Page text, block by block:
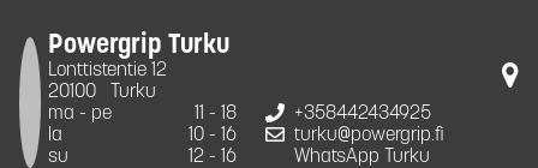
Powergrip Turku
Lonttistentie 12
20100
Turku
ma - pe
11 - 18
la
10 - 16
su
12 - 16
+358442434925
turku@powergrip.fi
WhatsApp Turku